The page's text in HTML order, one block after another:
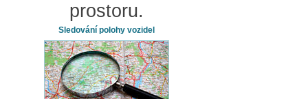
prostoru.
Sledování polohy vozidel